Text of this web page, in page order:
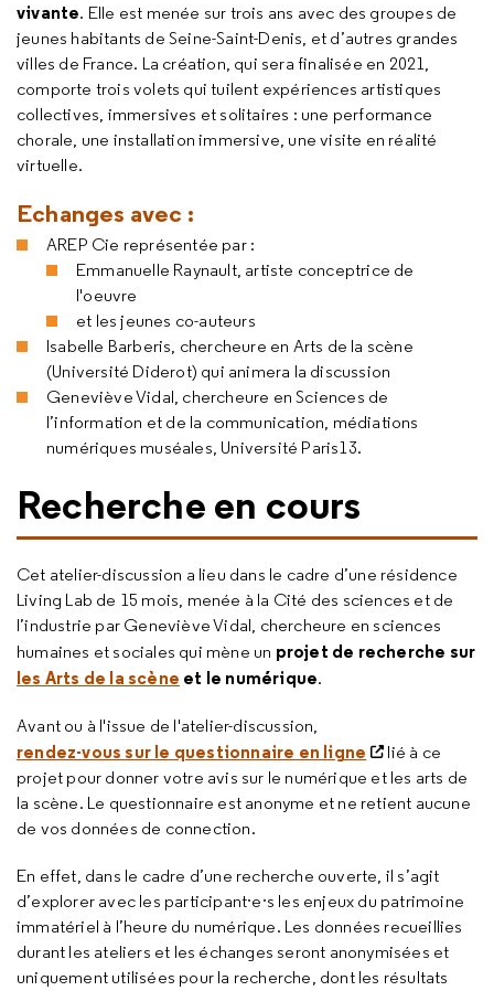
vivante. Elle est menée sur trois ans avec des groupes de
jeunes habitants de Seine-Saint-Denis, et d’autres grandes
villes de France. La création, qui sera finalisée en 2021,
comporte trois volets qui tuilent expériences artistiques
collectives, immersives et solitaires : une performance
chorale, une installation immersive, une visite en réalité
virtuelle.
Echanges avec :
AREP Cie représentée par :
Emmanuelle Raynault, artiste conceptrice de
l'oeuvre
et les jeunes co-auteurs
Isabelle Barberis, chercheure en Arts de la scène
(Université Diderot) qui animera la discussion
Geneviève Vidal, chercheure en Sciences de
l’information et de la communication, médiations
numériques muséales, Université Paris13.
Recherche en cours
Cet atelier-discussion a lieu dans le cadre d’une résidence
Living Lab de 15 mois, menée à la Cité des sciences et de
l’industrie par Geneviève Vidal, chercheure en sciences
humaines et sociales qui mène un projet de recherche sur
les Arts de la scène et le numérique.
Avant ou à l'issue de l'atelier-discussion,
rendez-vous sur le questionnaire en ligne
lié à ce
projet pour donner votre avis sur le numérique et les arts de
la scène. Le questionnaire est anonyme et ne retient aucune
de vos données de connection.
En effet, dans le cadre d’une recherche ouverte, il s’agit
d’explorer avec les participant·e·s les enjeux du patrimoine
immatériel à l’heure du numérique. Les données recueillies
durant les ateliers et les échanges seront anonymisées et
uniquement utilisées pour la recherche, dont les résultats